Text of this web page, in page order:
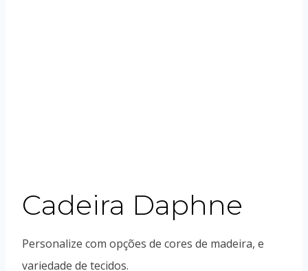
Cadeira Daphne
Personalize com opções de cores de madeira, e
variedade de tecidos.